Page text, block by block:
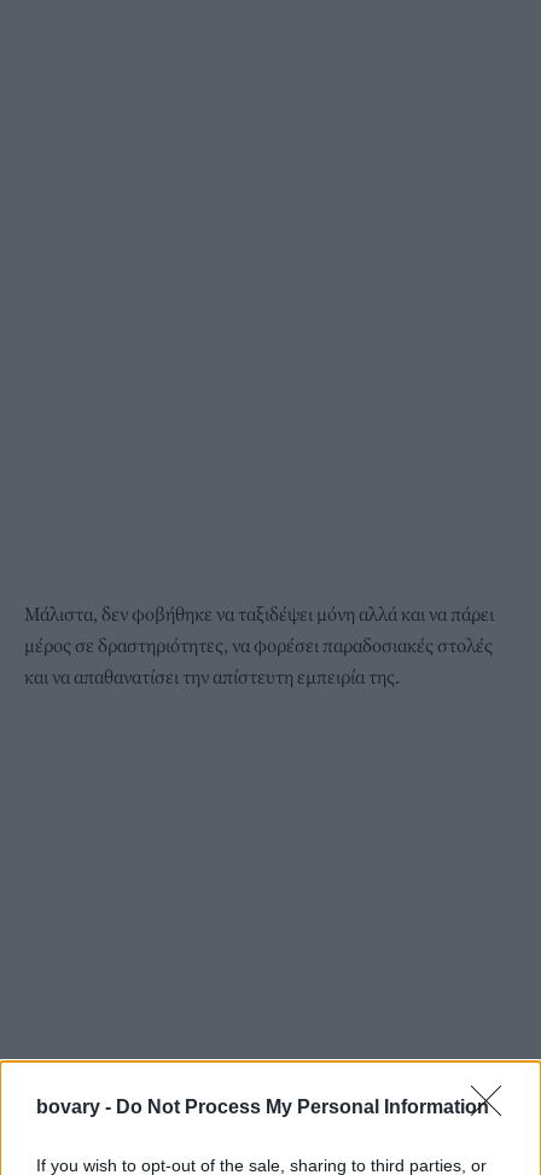
bovary - Do Not Process My Personal Information
If you wish to opt-out of the sale, sharing to third parties, or
Μάλιστα, δεν φοβήθηκε να ταξιδέψει μόνη αλλά και να πάρει
μέρος σε δραστηριότητες, να φορέσει παραδοσιακές στολές
και να απαθανατίσει την απίστευτη εμπειρία της.
Μάλιστα, ο εγγονός της ανέλαβε να τις φτιάξει σελίδες στα
social mediaκαι να μοιραστεί τις υπέροχες φωτογραφίες της.